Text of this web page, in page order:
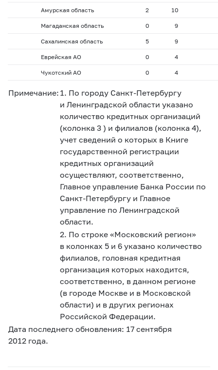
Амурская область 2 10
Магаданская область 0 9
Сахалинская область 5 9
Еврейская АО 0 4
Чукотский АО 0 4
Примечание: 1. По городу Санкт-Петербургу
и Ленинградской области указано
количество кредитных организаций
(колонка 3 ) и филиалов (колонка 4),
учет сведений о которых в Книге
государственной регистрации
кредитных организаций
осуществляют, соответственно,
Главное управление Банка России по
Санкт-Петербургу и Главное
управление по Ленинградской
области.
2. По строке «Московский регион»
в колонках 5 и 6 указано количество
филиалов, головная кредитная
организация которых находится,
соответственно, в данном регионе
(в городе Москве и в Московской
области) и в других регионах
Российской Федерации.
Дата последнего обновления: 17 сентября
2012 года.